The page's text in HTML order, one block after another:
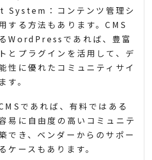
System：コンテンツ管理シ
する方法もあります。CMS
WordPressであれば、豊富
とプラグインを活用して、デ
性に優れたコミュニティサイ
す。
であれば、有料ではある
易に自由度の高いコミュニテ
でき、ベンダーからのサポー
ケースもあります。